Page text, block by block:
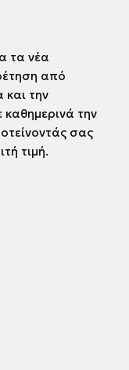
τα νέα
από
και την
την
σας
τιμή.